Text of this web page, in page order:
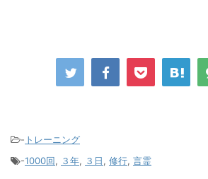
- トレーニング
-1000回, ３年, ３日, 修行, 言霊